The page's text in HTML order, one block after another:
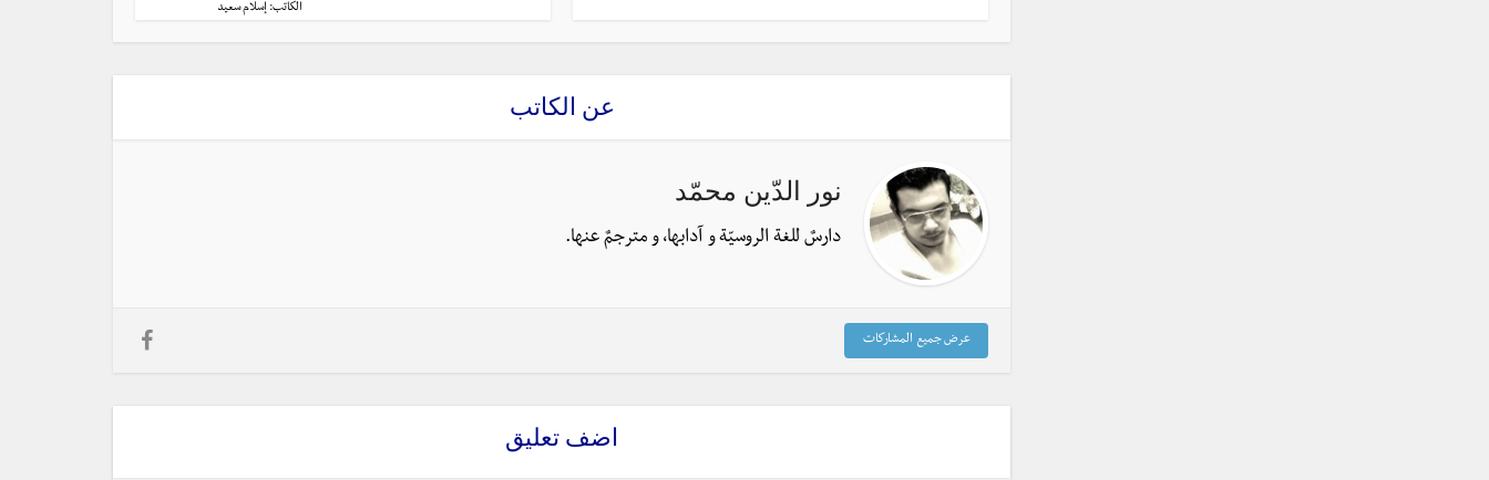
الكاتب: إسلام سعيد
عن الكاتب
نور الدّين محمّد
دارسٌ للغة الروسيّة و آدابها، و مترجمٌ عنها.
عرض جميع المشاركات
اضف تعليق